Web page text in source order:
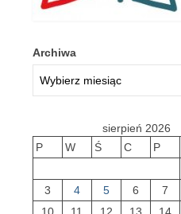
Archiwa
sierpień 2026
P
W Ś C P
3
4 5 6 7